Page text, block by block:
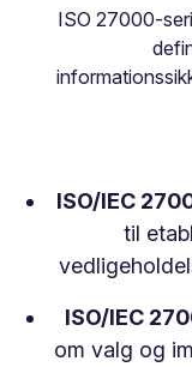
ISO/IEC
til
ISO/IEC
om valg og
ISO 27000-